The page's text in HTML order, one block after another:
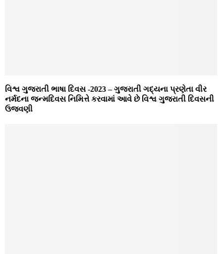
વિશ્વ ગુજરાતી ભાષા દિવસ -2023 – ગુજરાતી ગદ્યના પ્રણેતા વીર
નર્મદના જન્મદિવસ નિમિત્તે કરવામાં આવે છે વિશ્વ ગુજરાતી દિવસની
ઉજવણી